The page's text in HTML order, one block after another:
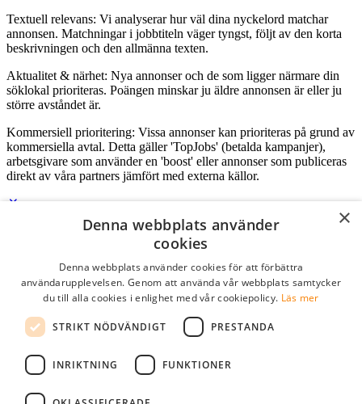
Textuell relevans: Vi analyserar hur väl dina nyckelord matchar
annonsen. Matchningar i jobbtiteln väger tyngst, följt av den korta
beskrivningen och den allmänna texten.
Aktualitet & närhet: Nya annonser och de som ligger närmare din
söklokal prioriteras. Poängen minskar ju äldre annonsen är eller ju
större avståndet är.
Kommersiell prioritering: Vissa annonser kan prioriteras på grund av
kommersiella avtal. Detta gäller 'TopJobs' (betalda kampanjer),
arbetsgivare som använder en 'boost' eller annonser som publiceras
direkt av våra partners jämfört med externa källor.
Lösenord
kom ihåg mig
logga in
Kostnadsfri företagsprofil
×
Denna webbplats använder
cookies
Denna webbplats använder cookies för att förbättra
användarupplevelsen. Genom att använda vår webbplats samtycker
du till alla cookies i enlighet med vår cookiepolicy. Läs mer
STRIKT NÖDVÄNDIGT PRESTANDA
INRIKTNING FUNKTIONER